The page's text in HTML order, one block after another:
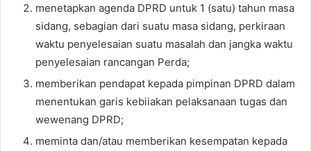
menetapkan agenda DPRD untuk 1 (satu) tahun masa
sidang, sebagian dari suatu masa sidang, perkiraan
waktu penyelesaian suatu masalah dan jangka waktu
penyelesaian rancangan Perda;
memberikan pendapat kepada pimpinan DPRD dalam
menentukan garis kebiiakan pelaksanaan tugas dan
wewenang DPRD;
meminta dan/atau memberikan kesempatan kepada